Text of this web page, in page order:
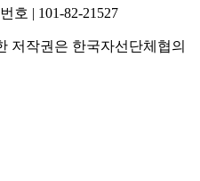
| 101-82-21527
저작권은 한국자선단체협의